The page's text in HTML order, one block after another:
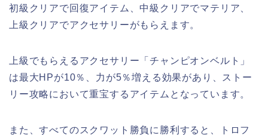
初級クリアで回復アイテム、中級クリアでマテリア、
上級クリアでアクセサリーがもらえます。
上級でもらえるアクセサリー「チャンピオンベルト」
は最大HPが10％、力が5％増える効果があり、ストー
リー攻略において重宝するアイテムとなっています。
また、すべてのスクワット勝負に勝利すると、トロフ